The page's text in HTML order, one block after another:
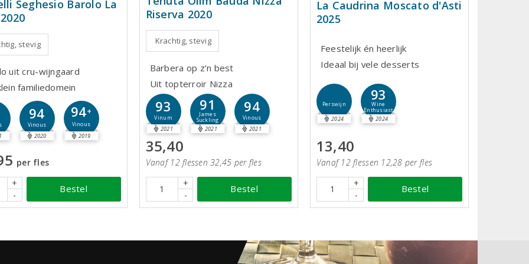
Seghesio Barolo La
stevig
uit cru-wijngaard
familiedomein
94
Vinous
2020
94+
Vinous
2019
per fles
+
-
Bestel
Riserva 2020
Krachtig, stevig
Barbera op z’n best
Uit topterroir Nizza
93
Vinum
2021
91
James
Suckling
2021
94
Vinous
2021
35,40
Vanaf 12 flessen 32,45 per fles
+
-
Bestel
La Caudrina Moscato d'Asti
2025
Feestelijk én heerlijk
Ideaal bij vele desserts
Perswijn
2024
93
Wine
Enthusiast
2024
13,40
Vanaf 12 flessen 12,28 per fles
+
-
Bestel